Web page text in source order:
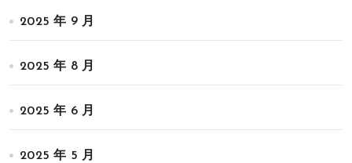
2025 年 9 月
2025 年 8 月
2025 年 6 月
2025 年 5 月